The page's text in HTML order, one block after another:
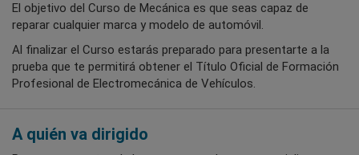
El objetivo del Curso de Mecánica es que seas capaz de
reparar cualquier marca y modelo de automóvil.
Al finalizar el Curso estarás preparado para presentarte a la
prueba que te permitirá obtener el Título Oficial de Formación
Profesional de Electromecánica de Vehículos.
A quién va dirigido